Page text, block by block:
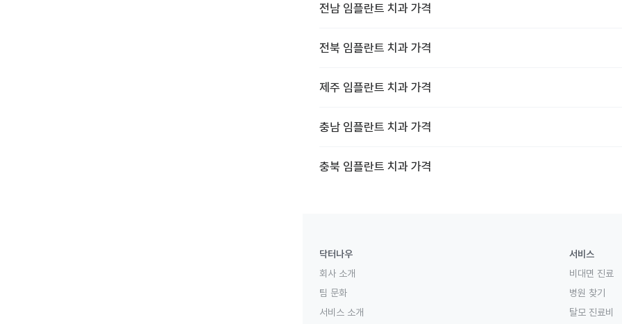
전남 임플란트 치과 가격
전북 임플란트 치과 가격
제주 임플란트 치과 가격
충남 임플란트 치과 가격
충북 임플란트 치과 가격
닥터나우
회사 소개
팀 문화
서비스 소개
서비스
비대면 진료
병원 찾기
탈모 진료비